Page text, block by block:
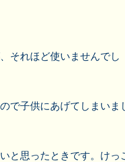
それほど使いませんでし
で子供にあげてしまいま
と思ったときです。けっ